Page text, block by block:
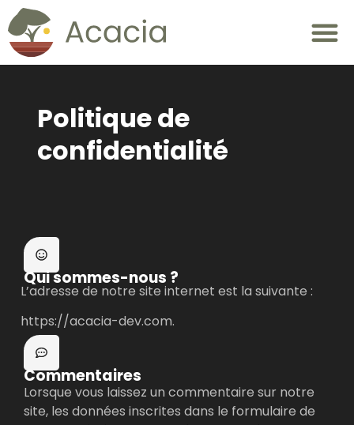
Politique de
confidentialité
Qui sommes-nous ?
L’adresse de notre site internet est la suivante :
https://acacia-dev.com.
Commentaires
Lorsque vous laissez un commentaire sur notre
site, les données inscrites dans le formulaire de